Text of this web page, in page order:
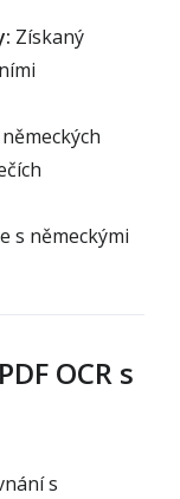
Získaný
s německými
OCR s
s